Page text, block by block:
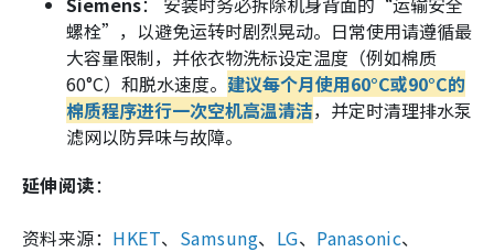
螺栓”，以避免运转时剧烈晃动。日常使用请遵循最
大容量限制，并依衣物洗标设定温度（例如棉质
60°C）和脱水速度。 建议每个月使用60°C或90°C的
棉质程序进行一次空机高温清洁，并定时清理排水泵
滤网以防异味与故障。
延伸阅读：
资料来源： HKET、 Samsung、 LG、 Panasonic、